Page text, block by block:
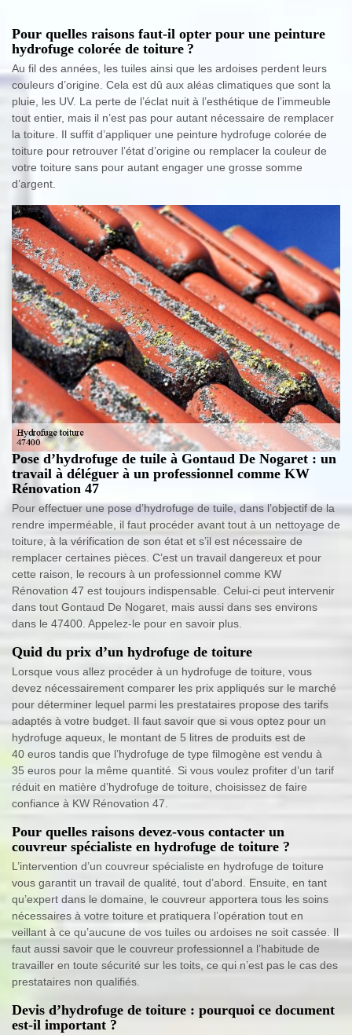
Pour quelles raisons faut-il opter pour une peinture
hydrofuge colorée de toiture ?
Au fil des années, les tuiles ainsi que les ardoises perdent leurs
couleurs d’origine. Cela est dû aux aléas climatiques que sont la
pluie, les UV. La perte de l’éclat nuit à l’esthétique de l’immeuble
tout entier, mais il n’est pas pour autant nécessaire de remplacer
la toiture. Il suffit d’appliquer une peinture hydrofuge colorée de
toiture pour retrouver l’état d’origine ou remplacer la couleur de
votre toiture sans pour autant engager une grosse somme
d’argent.
Pose d’hydrofuge de tuile à Gontaud De Nogaret : un
travail à déléguer à un professionnel comme KW
Rénovation 47
Pour effectuer une pose d’hydrofuge de tuile, dans l’objectif de la
rendre imperméable, il faut procéder avant tout à un nettoyage de
toiture, à la vérification de son état et s’il est nécessaire de
remplacer certaines pièces. C’est un travail dangereux et pour
cette raison, le recours à un professionnel comme KW
Rénovation 47 est toujours indispensable. Celui-ci peut intervenir
dans tout Gontaud De Nogaret, mais aussi dans ses environs
dans le 47400. Appelez-le pour en savoir plus.
Quid du prix d’un hydrofuge de toiture
Lorsque vous allez procéder à un hydrofuge de toiture, vous
devez nécessairement comparer les prix appliqués sur le marché
pour déterminer lequel parmi les prestataires propose des tarifs
adaptés à votre budget. Il faut savoir que si vous optez pour un
hydrofuge aqueux, le montant de 5 litres de produits est de
40 euros tandis que l’hydrofuge de type filmogène est vendu à
35 euros pour la même quantité. Si vous voulez profiter d’un tarif
réduit en matière d’hydrofuge de toiture, choisissez de faire
confiance à KW Rénovation 47.
Pour quelles raisons devez-vous contacter un
couvreur spécialiste en hydrofuge de toiture ?
L’intervention d’un couvreur spécialiste en hydrofuge de toiture
vous garantit un travail de qualité, tout d’abord. Ensuite, en tant
qu’expert dans le domaine, le couvreur apportera tous les soins
nécessaires à votre toiture et pratiquera l’opération tout en
veillant à ce qu’aucune de vos tuiles ou ardoises ne soit cassée. Il
faut aussi savoir que le couvreur professionnel a l’habitude de
travailler en toute sécurité sur les toits, ce qui n’est pas le cas des
prestataires non qualifiés.
Devis d’hydrofuge de toiture : pourquoi ce document
est-il important ?